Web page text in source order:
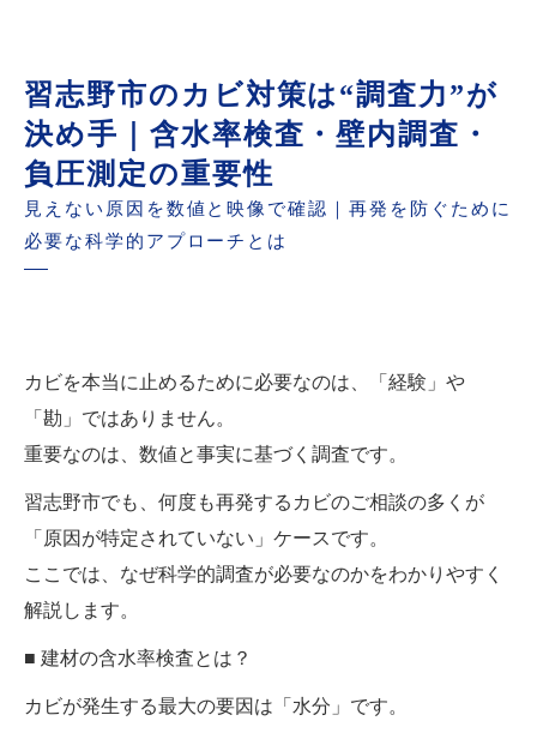
習志野市のカビ対策は“調査力”が
決め手｜含水率検査・壁内調査・
負圧測定の重要性
見えない原因を数値と映像で確認｜再発を防ぐために
必要な科学的アプローチとは
カビを本当に止めるために必要なのは、「経験」や
「勘」ではありません。
重要なのは、数値と事実に基づく調査です。
習志野市でも、何度も再発するカビのご相談の多くが
「原因が特定されていない」ケースです。
ここでは、なぜ科学的調査が必要なのかをわかりやすく
解説します。
■ 建材の含水率検査とは？
カビが発生する最大の要因は「水分」です。